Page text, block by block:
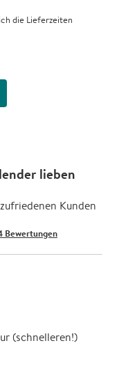
die Lieferzeiten
lieben
Kunden
Bewertungen
(schnelleren!)